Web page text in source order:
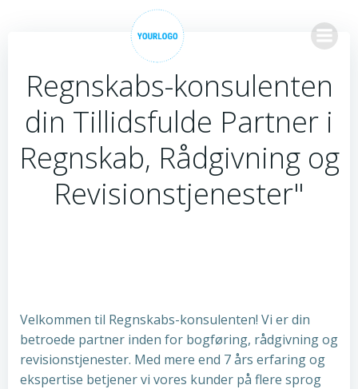
til
indhold
Regnskabs-konsulenten
din Tillidsfulde Partner i
Regnskab, Rådgivning og
Revisionstjenester"
Velkommen til Regnskabs-konsulenten! Vi er din
betroede partner inden for bogføring, rådgivning og
revisionstjenester. Med mere end 7 års erfaring og
ekspertise betjener vi vores kunder på flere sprog